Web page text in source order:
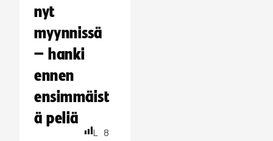
nyt
myynnissä
– hanki
ennen
ensimmäist
ä peliä
L 8